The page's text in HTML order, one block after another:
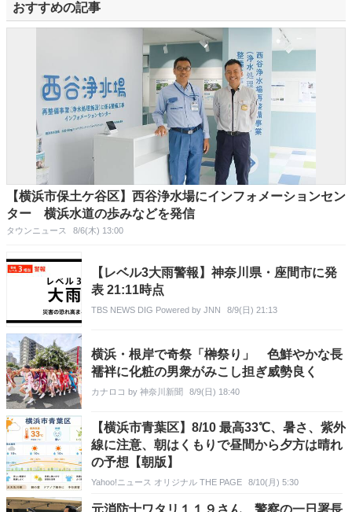
おすすめの記事
【横浜市保土ケ谷区】西谷浄水場にインフォメーションセン
ター 横浜水道の歩みなどを発信
タウンニュース 8/6(木) 13:00
【レベル3大雨警報】神奈川県・座間市に発
表 21:11時点
TBS NEWS DIG Powered by JNN 8/9(日) 21:13
横浜・根岸で奇祭「榊祭り」 色鮮やかな長
襦袢に化粧の男衆がみこし担ぎ威勢良く
カナロコ by 神奈川新聞 8/9(日) 18:40
【横浜市青葉区】8/10 最高33℃、暑さ、紫外
線に注意、朝はくもりで昼間から夕方は晴れ
の予想【朝版】
Yahoo!ニュース オリジナル THE PAGE 8/10(月) 5:30
元消防士ワタリ１１９さん、警察の一日署長